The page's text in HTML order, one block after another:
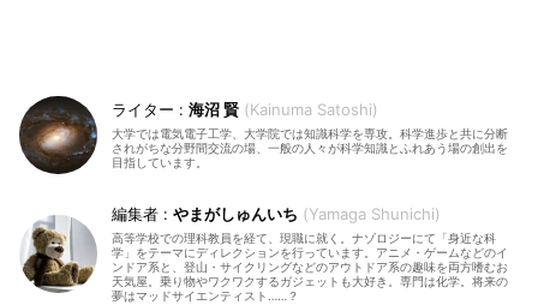
海沼 賢 Kainuma Satoshi
大学では電気電子工学、大学院では知識科学を専攻。科学進歩と共に分断
されがちな分野間交流の場、一般の人々が科学知識とふれあう場の創出を
目指しています。
やまがしゅんいち Yamaga Shunichi
高等学校での理科教員を経て、現職に就く。ナゾロジーにて「身近な科
学」をテーマにディレクションを行っています。アニメ・ゲームなどのイ
ンドア系と、登山・サイクリングなどのアウトドア系の趣味を両方嗜むお
天気屋。乗り物やワクワクするガジェットも大好き。専門は化学。将来の
夢はマッドサイエンティスト……？